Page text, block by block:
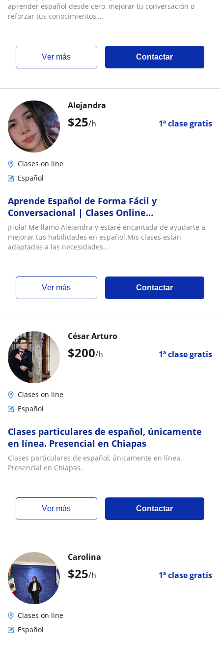
aprender español desde cero, mejorar tu conversación o
reforzar tus conocimientos,...
ver más Contactar
$25/h 1ª clase gratis
Alejandra
Clases on line
Español
Aprende Español de Forma Fácil y
Conversacional | Clases Online
Personalizadas
¡Hola! Me llamo Alejandra y estaré encantada de ayudarte a
mejorar tus habilidades en español.Mis clases están
adaptadas a las necesidades...
ver más Contactar
$200/h 1ª clase gratis
César Arturo
Clases on line
Español
Clases particulares de español, únicamente
en línea. Presencial en Chiapas
Clases particulares de español, únicamente en línea.
Presencial en Chiapas.
ver más Contactar
$25/h 1ª clase gratis
Carolina
Clases on line
Español